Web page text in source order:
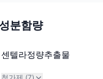
분함량
센텔라정량추출물
첨가제 (7)